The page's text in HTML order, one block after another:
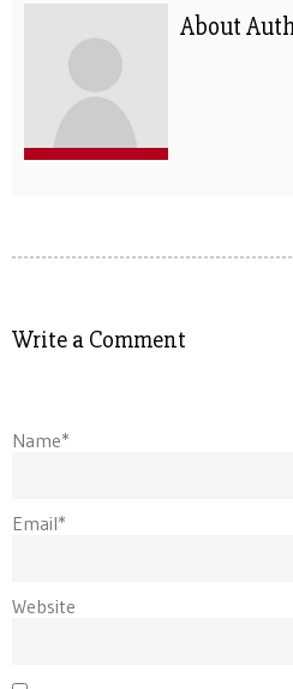
About
Write a Comment
Name*
Email*
Website